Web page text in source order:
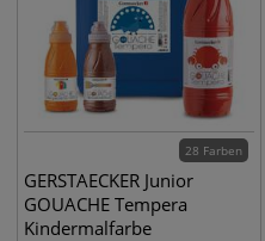
28 Farben
GERSTAECKER Junior
GOUACHE Tempera
Kindermalfarbe